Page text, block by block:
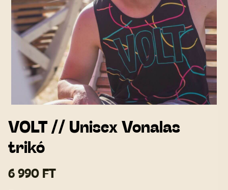
VOLT // Unisex Vonalas
trikó
6 990 FT